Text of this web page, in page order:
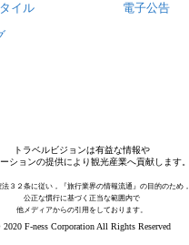
イル
電子公告
トラベルビジョンは有益な情報や
ションの提供により観光産業へ貢献します。
３２条に従い，『旅行業界の情報流通』の目的のため，
公正な慣行に基づく正当な範囲内で
他メディアからの引用をしております。
F-ness Corporation All Rights Reserved